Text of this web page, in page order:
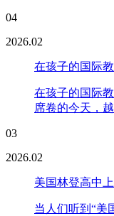
04
2026.02
在孩子的国际
在孩子的国际
席卷的今天，
03
2026.02
美国林登高中
当人们听到“美